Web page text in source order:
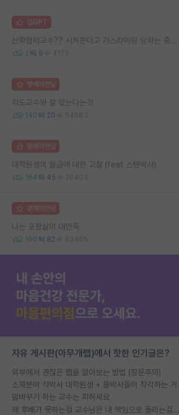
김GPT
산학협력교수?? 시켜준다고 가스라이팅 당하는 중...
2 9 4175
명예의전당
지도교수와 잘 맞는다는것
140 20 64583
명예의전당
대학원생의 월급에 대한 고찰 (feat 스탠박사)
164 45 26403
명예의전당
나는 포항살이 대만족
160 82 63465
자유 게시판(아무개랩)에서 핫한 인기글은?
외부에서 괜찮은 랩을 알아보는 방법 (장문주의)
소재분야 석박사 대학원생 + 물박사들이 착각하는 거
말바꾸기 하는 교수는 피하세요
왜 후배가 못하는걸 교수님은 내 책임으로 돌리는걸까요?